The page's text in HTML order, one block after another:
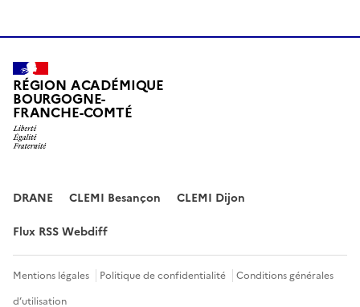
RÉGION ACADÉMIQUE
BOURGOGNE-
FRANCHE-COMTÉ
DRANE CLEMI Besançon
CLEMI Dijon
Flux RSS Webdiff
Mentions légales Politique de confidentialité
Conditions générales
d’utilisation